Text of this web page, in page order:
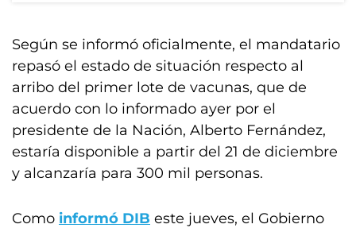
Según se informó oficialmente, el mandatario
repasó el estado de situación respecto al
arribo del primer lote de vacunas, que de
acuerdo con lo informado ayer por el
presidente de la Nación, Alberto Fernández,
estaría disponible a partir del 21 de diciembre
y alcanzaría para 300 mil personas.
Como informó DIB este jueves, el Gobierno